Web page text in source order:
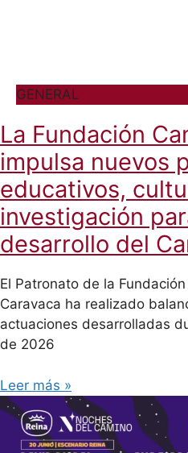
GENERAL
La Fundación
impulsa nuevos
educativos,
investigación
desarrollo del
El Patronato de la
Caravaca ha realizado
actuaciones desarrolladas
de 2026
Leer más »